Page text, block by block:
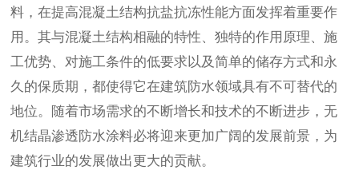
料，在提高混凝土结构抗盐抗冻性能方面发挥着重要作
用。其与混凝土结构相融的特性、独特的作用原理、施
工优势、对施工条件的低要求以及简单的储存方式和永
久的保质期，都使得它在建筑防水领域具有不可替代的
地位。随着市场需求的不断增长和技术的不断进步，无
机结晶渗透防水涂料必将迎来更加广阔的发展前景，为
建筑行业的发展做出更大的贡献。